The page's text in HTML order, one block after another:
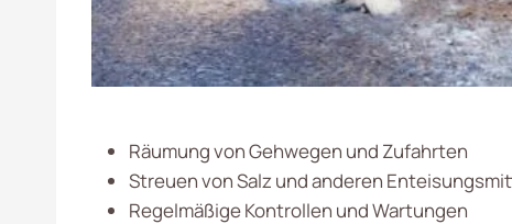
Räumung von Gehwegen und Zufahrten
Streuen von Salz und anderen
Regelmäßige Kontrollen und Wartungen